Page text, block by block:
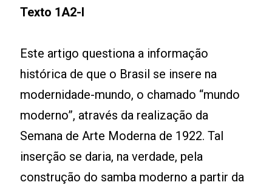
Texto 1A2-I
Este artigo questiona a informação
histórica de que o Brasil se insere na
modernidade-mundo, o chamado “mundo
moderno”, através da realização da
Semana de Arte Moderna de 1922. Tal
inserção se daria, na verdade, pela
construção do samba moderno a partir da